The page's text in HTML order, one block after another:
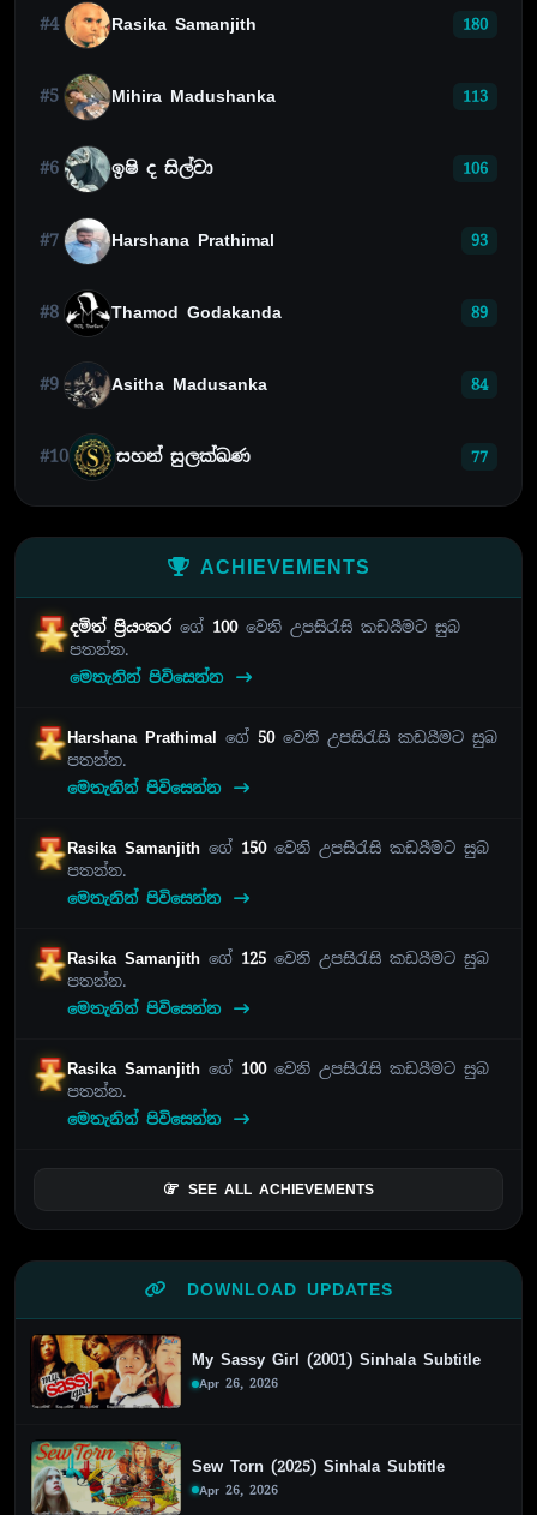
#4 Rasika Samanjith 180
#5 Mihira Madushanka 113
#6 ඉෂි ද සිල්වා 106
#7 Harshana Prathimal 93
#8 Thamod Godakanda 89
#9 Asitha Madusanka 84
#10 සහන් සුලක්ඛණ 77
ACHIEVEMENTS
දමිත් ප්‍රියංකරගේ 100වෙනි උපසිරැසි කඩයීමට සුබ
පතන්න.
මෙතැනින් පිවිසෙන්න
Harshana Prathimal ගේ 50වෙනි උපසිරැසි කඩයීමට සුබ
පතන්න.
මෙතැනින් පිවිසෙන්න
Rasika Samanjithගේ 150වෙනි උපසිරැසි කඩයීමට සුබ
පතන්න.
මෙතැනින් පිවිසෙන්න
Rasika Samanjithගේ 125 වෙනි උපසිරැසි කඩයීමට සුබ
පතන්න.
මෙතැනින් පිවිසෙන්න
Rasika Samanjithගේ 100වෙනි උපසිරැසි කඩයීමට සුබ
පතන්න.
මෙතැනින් පිවිසෙන්න
SEE ALL ACHIEVEMENTS
DOWNLOAD UPDATES
My Sassy Girl (2001) Sinhala Subtitle
Apr 26, 2026
Sew Torn (2025) Sinhala Subtitle
Apr 26, 2026